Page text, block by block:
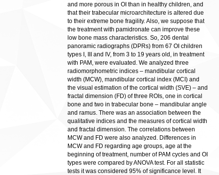
and more porous in OI than in healthy children, and
that their trabecular microarchitecture is altered due
to their extreme bone fragility. Also, we suppose that
the treatment with pamidronate can improve these
low bone mass characteristics. So, 206 dental
panoramic radiographs (DPRs) from 67 OI children
types I, III and IV, from 3 to 19 years old, in treatment
with PAM, were evaluated. We analyzed three
radiomorphometric indices – mandibular cortical
width (MCW), mandibular cortical index (MCI) and
the visual estimation of the cortical width (SVE) – and
fractal dimension (FD) of three ROIs, one in cortical
bone and two in trabecular bone – mandibular angle
and ramus. There was an association between the
qualitative indices and the measures of cortical width
and fractal dimension. The correlations between
MCW and FD were also analyzed. Differences in
MCW and FD regarding age groups, age at the
beginning of treatment, number of PAM cycles and OI
types were compared by ANOVA test. For all statistic
tests it was considered 95% of significance level. It